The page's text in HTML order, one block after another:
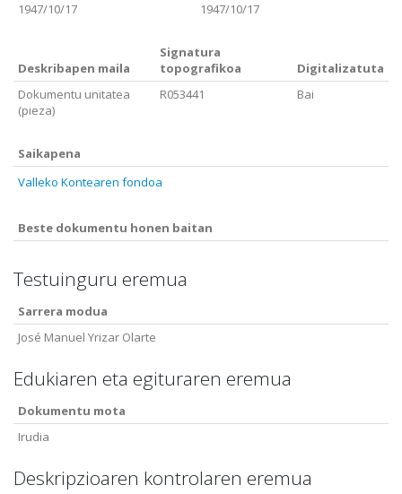
1947/10/17
1947/10/17
Deskribapen maila
Signatura
topografikoa
Digitalizatuta
Dokumentu unitatea
(pieza)
R053441 Bai
Saikapena
Valleko Kontearen fondoa
Beste dokumentu honen baitan
Testuinguru eremua
Sarrera modua
José Manuel Yrizar Olarte
Edukiaren eta egituraren eremua
Dokumentu mota
Irudia
Deskripzioaren kontrolaren eremua